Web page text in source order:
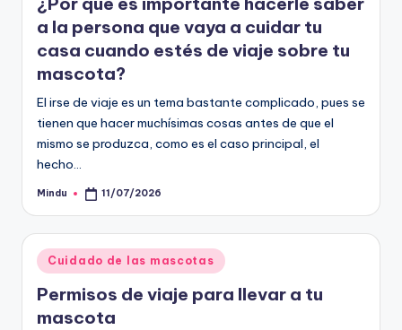
a la persona que vaya a cuidar tu
casa cuando estés de viaje sobre tu
mascota?
El irse de viaje es un tema bastante complicado, pues se
tienen que hacer muchísimas cosas antes de que el
mismo se produzca, como es el caso principal, el
hecho…
Publicado
Mindu 11/07/2026
Publicado
en
Cuidado de las mascotas
Permisos de viaje para llevar a tu
mascota